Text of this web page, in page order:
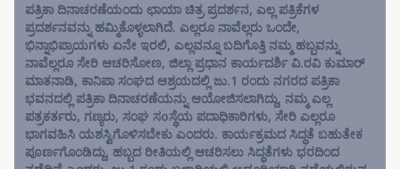
ಪತ್ರಿಕಾ ದಿನಾಚರಣೆಯಂದು ಛಾಯಾ ಚಿತ್ರ ಪ್ರದರ್ಶನ, ಎಲ್ಲ ಪತ್ರಿಕೆಗಳ
ಪ್ರದರ್ಶನವನ್ನು ಹಮ್ಮಿಕೊಳ್ಳಲಾಗಿದೆ. ಎಲ್ಲರೂ ನಾವೆಲ್ಲರು ಒಂದೇ,
ಭಿನ್ನಾಭಿಪ್ರಾಯಗಳು ಏನೇ ಇರಲಿ, ಎಲ್ಲವನ್ನೂ ಬದಿಗೊತ್ತಿ ನಮ್ಮ ಹಬ್ಬವನ್ನು
ನಾವೆಲ್ಲರೂ ಸೇರಿ ಆಚರಿಸೋಣ, ಜಿಲ್ಲಾ ಪ್ರಧಾನ ಕಾರ್ಯದರ್ಶಿ ವಿ.ರವಿ ಕುಮಾರ್
ಮಾತನಾಡಿ, ಕಾನಿಪಾ ಸಂಘದ ಆಶ್ರಯದಲ್ಲಿ ಜು.1 ರಂದು ನಗರದ ಪತ್ರಿಕಾ
ಭವನದಲ್ಲಿ ಪತ್ರಿಕಾ ದಿನಾಚರಣೆಯನ್ನು ಆಯೋಜಿಸಲಾಗಿದ್ದು, ನಮ್ಮ ಎಲ್ಲ
ಪತ್ರಕರ್ತರು, ಗಣ್ಯರು, ಸಂಘ ಸoಸ್ಥೆಯ ಪದಾಧಿಕಾರಿಗಳು, ಸೇರಿ ಎಲ್ಲರೂ
ಭಾಗವಹಿಸಿ ಯಶಸ್ವಿಗೊಳಿಸಬೇಕು ಎಂದರು. ಕಾರ್ಯಕ್ರಮದ ಸಿದ್ಧತೆ ಬಹುತೇಕ
ಪೂರ್ಣಗೊಂಡಿದ್ದು, ಹಬ್ಬದ ರೀತಿಯಲ್ಲಿ ಆಚರಿಸಲು ಸಿದ್ಧತೆಗಳು ಭರದಿಂದ